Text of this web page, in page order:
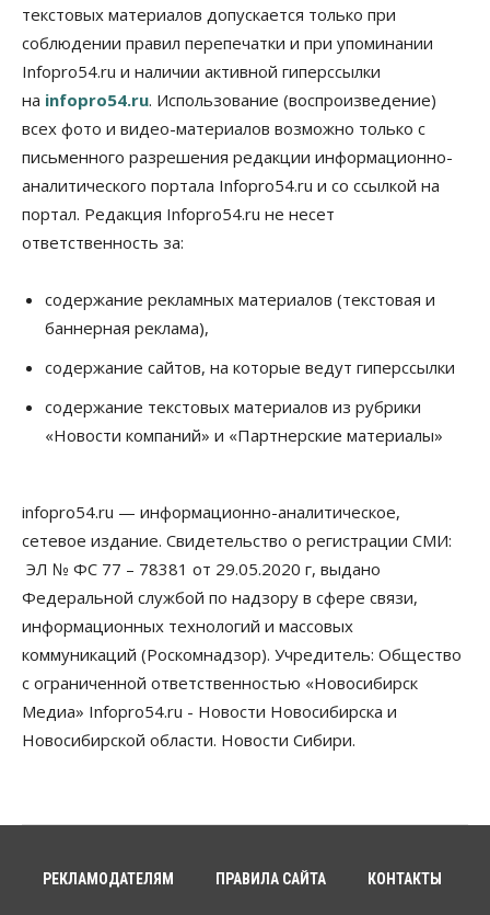
на два миллиарда рублей
05 Августа 2026, 15:00
Власть Финансы
Криптовалюта в России официально стала
05 Августа 2026, 14:00
Недвижимость
Открыты продажи квартир нового дома в
квартале «Цветной бульвар» ГК «Расцветай»
05 Августа 2026, 13:23
Власть Общество
Ночные маршруты автобусов предлагают ввести
в Новосибирской области
Право&Порядок
Новосибирец пытался провезти из Таиланда
кондитерские изделия с наркотиками
Бизнес Власть
Более 400 новосибирских компаний
вывели зарплату сотрудников «из тени»
05 Августа 2026, 12:00
Новосибирское правительство требует 226 млн со
строителя экстрим-центра
05 Августа 2026, 11:30
Общество
Премьер-министру Мишустину показали проект
Общество
подтверждают нормализацию ситуации с
топливом
текстовых материалов допускается только при
соблюдении правил перепечатки и при упоминании
Infopro54.ru и наличии активной гиперссылки
на infopro54.ru. Использование (воспроизведение)
всех фото и видео-материалов возможно только с
письменного разрешения редакции информационно-
аналитического портала Infopro54.ru и со ссылкой на
портал. Редакция Infopro54.ru не несет
ответственность за:
содержание рекламных материалов (текстовая и
баннерная реклама),
содержание сайтов, на которые ведут гиперссылки
содержание текстовых материалов из рубрики
«Новости компаний» и «Партнерские материалы»
infopro54.ru — информационно-аналитическое,
сетевое издание. Свидетельство о регистрации СМИ:
ЭЛ № ФС 77 – 78381 от 29.05.2020 г, выдано
Федеральной службой по надзору в сфере связи,
информационных технологий и массовых
коммуникаций (Роскомнадзор). Учредитель: Общество
с ограниченной ответственностью «Новосибирск
Медиа» Infopro54.ru - Новости Новосибирска и
Новосибирской области. Новости Сибири.
РЕКЛАМОДАТЕЛЯМ ПРАВИЛА САЙТА КОНТАКТЫ